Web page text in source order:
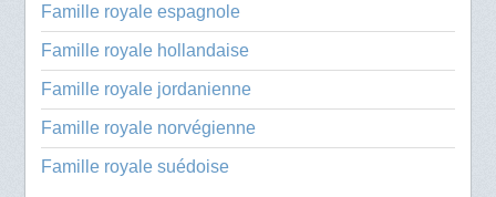
Famille royale espagnole
Famille royale hollandaise
Famille royale jordanienne
Famille royale norvégienne
Famille royale suédoise